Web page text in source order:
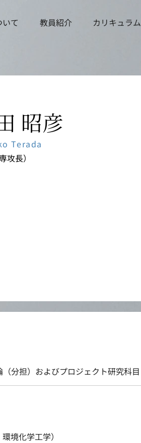
て 教員紹介 カリキュラム
昭彦
Terada
攻長）
分担）およびプロジェクト研究科目
境化学工学）